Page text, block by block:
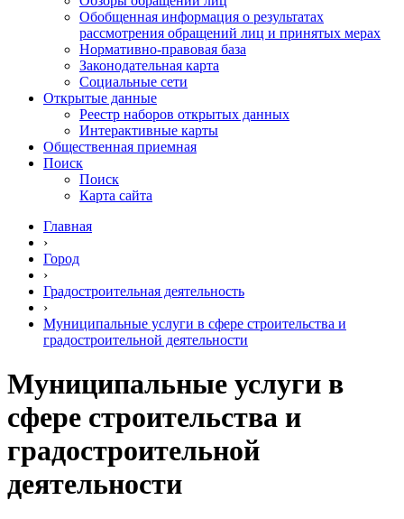
Обобщенная информация о результатах
рассмотрения обращений лиц и принятых мерах
Нормативно-правовая база
Законодательная карта
Социальные сети
Открытые данные
Реестр наборов открытых данных
Интерактивные карты
Общественная приемная
Поиск
Поиск
Карта сайта
Главная
›
Город
›
Градостроительная деятельность
›
Муниципальные услуги в сфере строительства и
градостроительной деятельности
Муниципальные услуги в
сфере строительства и
градостроительной
деятельности